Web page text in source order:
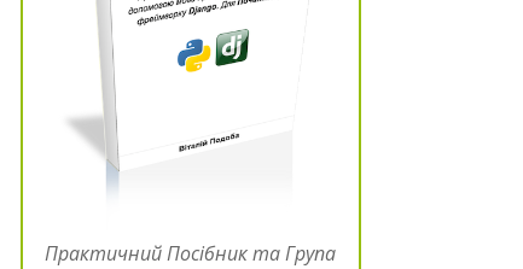
Практичний Посібник та Група